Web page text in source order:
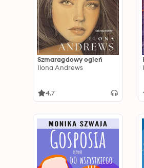
Szmaragdowy ogień
Ilona Andrews
4.7